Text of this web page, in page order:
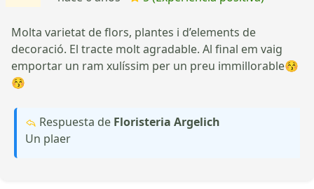
Molta varietat de flors, plantes i d’elements de
decoració. El tracte molt agradable. Al final em vaig
emportar un ram xulíssim per un preu immillorable😚
😚
Respuesta de Floristeria Argelich
Un plaer